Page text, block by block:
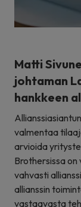
Matti
johtaman
hankkeen
valmentaa
arvioida
Brothersissa
vahvasti
allianssin
vastaavasta